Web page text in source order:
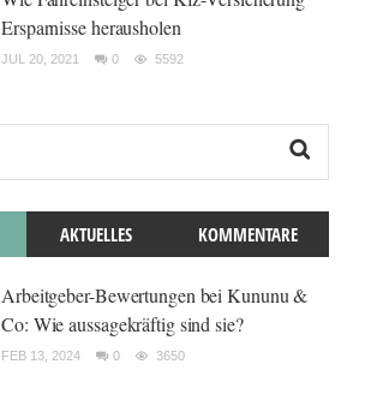
Ersparnisse herausholen
JUL 20, 2021 0 5592
AKTUELLES KOMMENTARE
Arbeitgeber-Bewertungen bei Kununu &
Co: Wie aussagekräftig sind sie?
FEB 13, 2024 0 3650